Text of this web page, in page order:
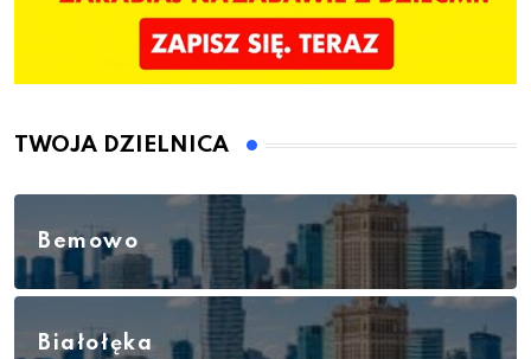
TWOJA DZIELNICA
Bemowo
Białołęka